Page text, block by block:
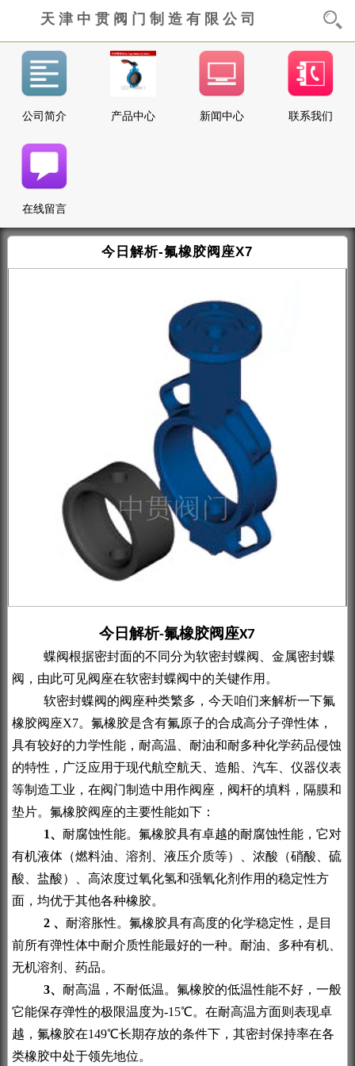
天 津 中 贯 阀 门 制 造 有 限 公 司
公司简介 产品中心 新闻中心 联系我们
在线留言
今日解析-氟橡胶阀座X7
今日解析-氟橡胶阀座X7
蝶阀根据密封面的不同分为软密封蝶阀、金属密封蝶
阀，由此可见阀座在软密封蝶阀中的关键作用。
软密封蝶阀的阀座种类繁多，今天咱们来解析一下氟
橡胶阀座X7。氟橡胶是含有氟原子的合成高分子弹性体，
具有较好的力学性能，耐高温、耐油和耐多种化学药品侵蚀
的特性，广泛应用于现代航空航天、造船、汽车、仪器仪表
等制造工业，在阀门制造中用作阀座，阀杆的填料，隔膜和
垫片。氟橡胶阀座的主要性能如下：
1、 耐腐蚀性能。氟橡胶具有卓越的耐腐蚀性能，它对
有机液体（燃料油、溶剂、液压介质等）、浓酸（硝酸、硫
酸、盐酸）、高浓度过氧化氢和强氧化剂作用的稳定性方
面，均优于其他各种橡胶。
2 、 耐溶胀性。氟橡胶具有高度的化学稳定性，是目
前所有弹性体中耐介质性能最好的一种。耐油、多种有机、
无机溶剂、药品。
3、 耐高温，不耐低温。氟橡胶的低温性能不好，一般
它能保存弹性的极限温度为-15℃。在耐高温方面则表现卓
越，氟橡胶在149℃长期存放的条件下，其密封保持率在各
类橡胶中处于领先地位。